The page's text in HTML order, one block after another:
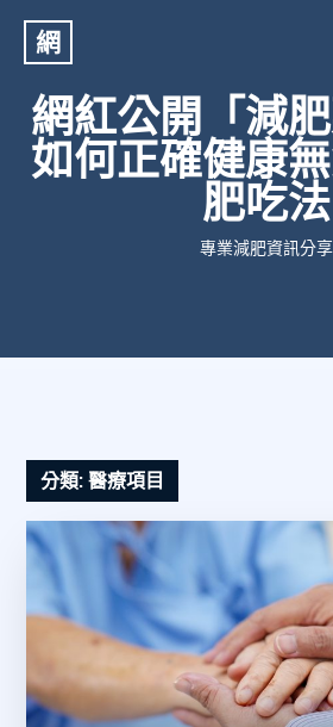
網
網紅公開「減肥
如何正確健康
肥吃法
專業減肥資訊分享
分類:醫療項目